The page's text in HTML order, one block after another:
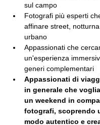
sul campo
Fotografi più esperti
affinare street,
urbano
Appassionati che
un'esperienza
generi complementari
Appassionati di
in generale che
un weekend in
fotografi, scoprendo
modo autentico e